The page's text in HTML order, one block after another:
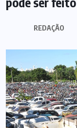
REDAÇÃO